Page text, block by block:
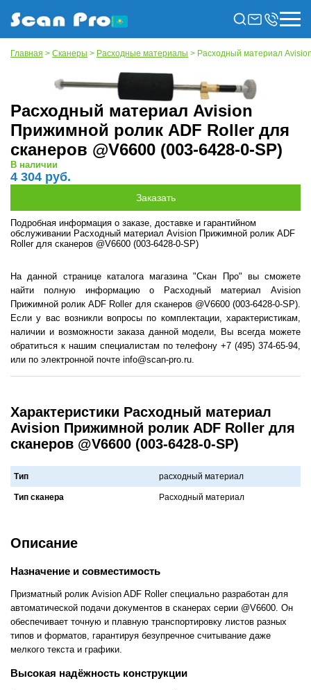
Главная > Сканеры > Расходные материалы > Расходный материал
Расходный материал Avision
Прижимной ролик ADF Roller для
сканеров @V6600 (003-6428-0-SP)
В наличии
4 304 руб.
Подробная информация о заказе, доставке и гарантийном
обслуживании Расходный материал Avision Прижимной ролик ADF
Roller для сканеров @V6600 (003-6428-0-SP)
На данной странице каталога магазина "Скан Про" вы сможете
найти полную информацию о Расходный материал Avision
Прижимной ролик ADF Roller для сканеров @V6600 (003-6428-0-SP).
Если у вас возникли вопросы по комплектации, характеристикам,
наличии и возможности заказа данной модели, Вы всегда можете
обратиться к нашим специалистам по телефону +7 (495) 374-65-94,
или по электронной почте info@scan-pro.ru.
Характеристики Расходный материал
Avision Прижимной ролик ADF Roller для
сканеров @V6600 (003-6428-0-SP)
Тип расходный материал
Тип сканера Рaсходный мaтериaл
Описание
Назначение и совместимость
Призматный ролик Avision ADF Roller специально разработан для
автоматической подачи документов в сканерах серии @V6600. Он
обеспечивает точную и плавную транспортировку листов разных
типов и форматов, гарантируя безупречное считывание даже
мелкого текста и графики.
Высокая надёжность конструкции